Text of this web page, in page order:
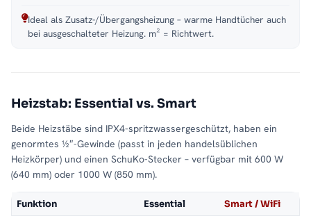
Ideal als Zusatz-/Übergangsheizung – warme Handtücher auch
bei ausgeschalteter Heizung. m² = Richtwert.
Heizstab: Essential vs. Smart
Beide Heizstäbe sind IPX4-spritzwassergeschützt, haben ein
genormtes ½″-Gewinde (passt in jeden handelsüblichen
Heizkörper) und einen SchuKo-Stecker – verfügbar mit 600 W
(640 mm) oder 1000 W (850 mm).
Funktion Essential Smart / WiFi